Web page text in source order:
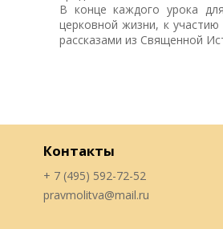
В конце каждого урока
церковной жизни, к
рассказами из Священной
Контакты
+ 7 (495) 592-72-52
pravmolitva@mail.ru